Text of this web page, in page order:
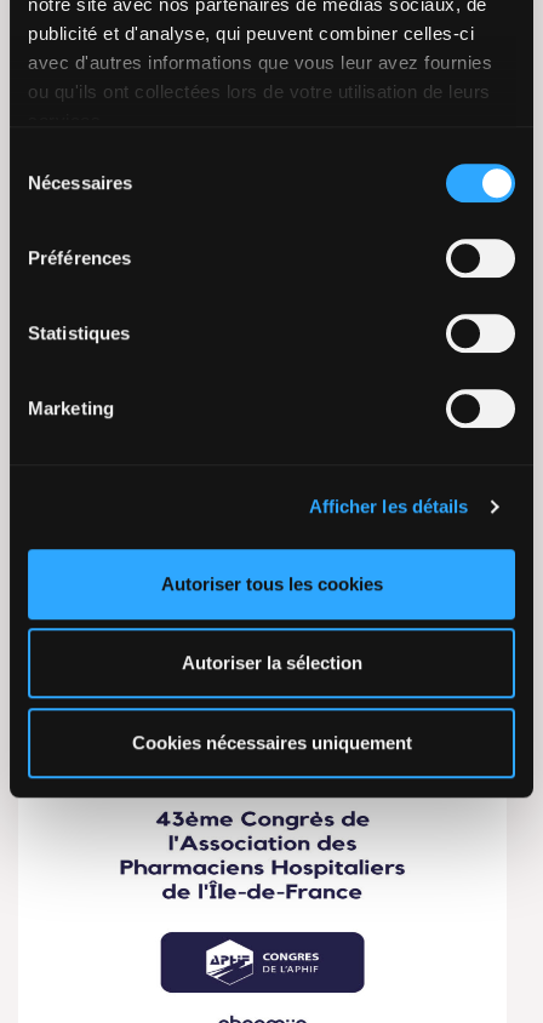
notre site avec nos partenaires de médias sociaux, de
publicité et d'analyse, qui peuvent combiner celles-ci
avec d'autres informations que vous leur avez fournies
ou qu'ils ont collectées lors de votre utilisation de leurs
Nécessaires
Préférences
Statistiques
Marketing
Afficher les détails
Autoriser tous les cookies
Autoriser la sélection
Cookies nécessaires uniquement
accélérons ensemble la e-santé
PharmIA, partenaire de Dedalus à la journée
D4Evolution 2024 au Novotel Centre Tour Eiffel,
Paris Rendez-vous à la journée D4Evolution 2024
nouvelle édition met…